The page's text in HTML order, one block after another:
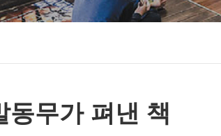
동무가 펴낸 책